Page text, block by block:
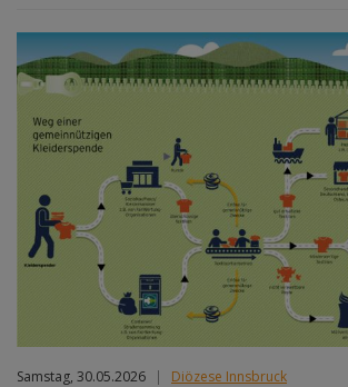
Samstag, 30.05.2026 | Diözese Innsbruck